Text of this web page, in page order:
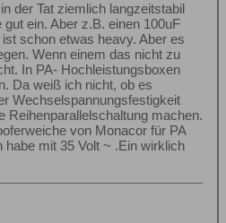
der Tat ziemlich langzeitstabil
ein. Aber z.B. einen 100uF
schon etwas heavy. Aber es
Wenn einem das nicht zu
In PA- Hochleistungsboxen
Da weiß ich nicht, ob es
Wechselspannungsfestigkeit
Reihenparallelschaltung machen.
von Monacor für PA
habe mit 35 Volt ~ .Ein wirklich